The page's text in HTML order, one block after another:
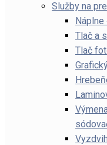
Služby na
Náplne
Tlač a
Tlač